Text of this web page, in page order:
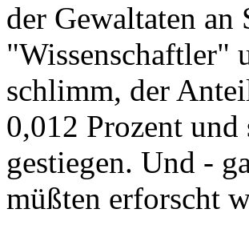
der Gewaltaten
"Wissenschaftler"
schlimm, der
0,012 Prozent und
gestiegen. Und -
müßten erforscht